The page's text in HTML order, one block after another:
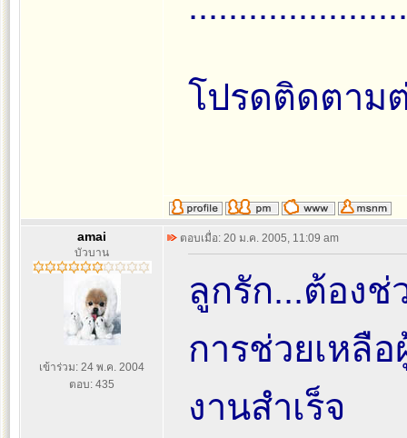
โปรดติดตาม
amai
บัวบาน
เข้าร่วม: 24 พ.ค. 2004
ตอบ: 435
ตอบเมื่อ: 20 ม.ค. 2005, 11:09 am
ลูกรัก...ต้องช่
การช่วยเหลื
งานสำเร็จ